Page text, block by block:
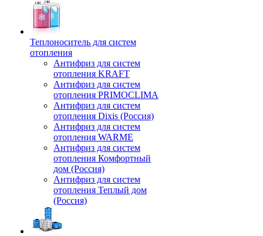
Теплоноситель для систем
отопления
Антифриз для систем
отопления KRAFT
Антифриз для систем
отопления PRIMOCLIMA
Антифриз для систем
отопления Dixis (Россия)
Антифриз для систем
отопления WARME
Антифриз для систем
отопления Комфортный
дом (Россия)
Антифриз для систем
отопления Теплый дом
(Россия)